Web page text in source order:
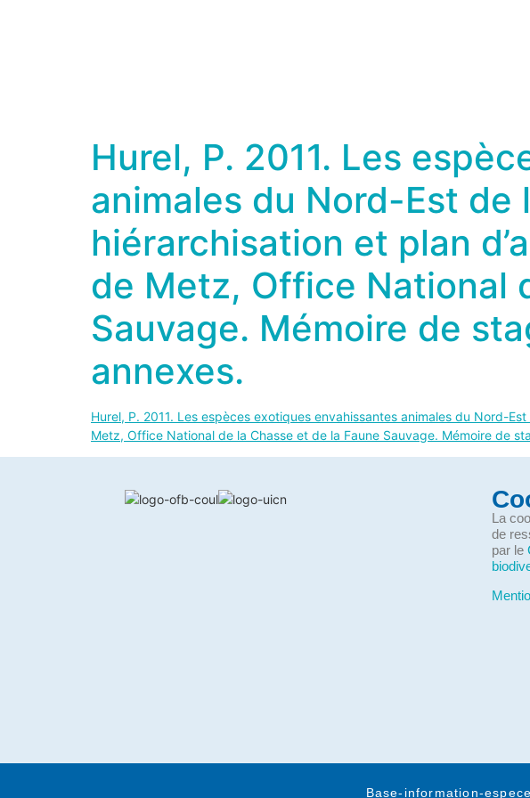
Hurel, P. 2011. Les
animales du Nord-Est de
hiérarchisation et plan
de Metz, Office National
Sauvage. Mémoire de
annexes.
Hurel, P. 2011. Les espèces exotiques envahissantes animales du Nord-
Metz, Office National de la Chasse et de la Faune Sauvage. Mémoire de
La
de
par le
Base-information-